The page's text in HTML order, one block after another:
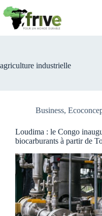
au
contenu
agriculture industrielle
Business,
Loudima : le Congo
biocarburants à partir de